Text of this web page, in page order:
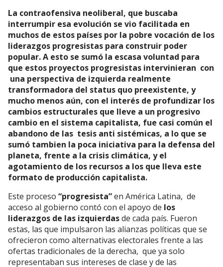
La contraofensiva neoliberal, que buscaba
interrumpir esa evolución se vio facilitada en
muchos de estos países por la pobre vocación de los
liderazgos progresistas para construir poder
popular. A esto se sumó la escasa voluntad para
que estos proyectos progresistas intervinieran con
una perspectiva de izquierda realmente
transformadora del status quo preexistente, y
mucho menos aún, con el interés de profundizar los
cambios estructurales que lleve a un progresivo
cambio en el sistema capitalista, fue casi común el
abandono de las tesis anti sistémicas, a lo que se
sumó tambien la poca iniciativa para la defensa del
planeta, frente a la crisis climática, y el
agotamiento de los recursos a los que lleva este
formato de producción capitalista.
Este proceso “progresista”en América Latina, de
acceso al gobierno contó con el apoyo de los
liderazgos de las izquierdasde cada país. Fueron
estas, las que impulsaron las alianzas políticas que se
ofrecieron como alternativas electorales frente a las
ofertas tradicionales de la derecha, que ya solo
representaban sus intereses de clase y de las